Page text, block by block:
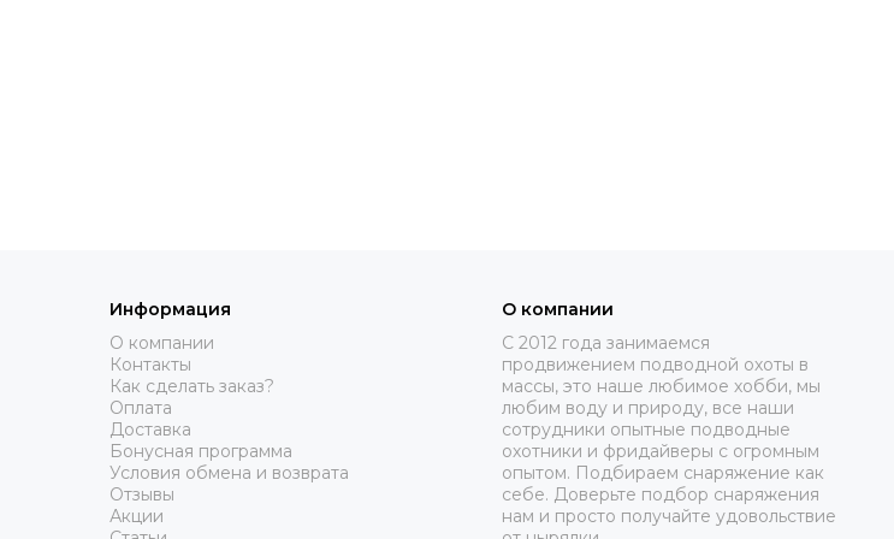
Информация
О компании
Контакты
Как сделать заказ?
Оплата
Доставка
Бонусная программа
Условия обмена и возврата
Отзывы
Акции
О компании
C 2012 года занимаемся
продвижением подводной охоты в
массы, это наше любимое хобби, мы
любим воду и природу, все наши
сотрудники опытные подводные
охотники и фридайверы с огромным
опытом. Подбираем снаряжение как
себе. Доверьте подбор снаряжения
нам и просто получайте удовольствие